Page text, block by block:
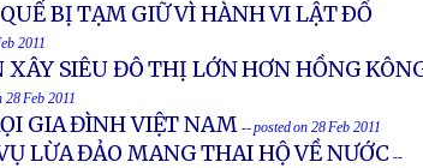
BỊ TẠM GIỮ VÌ HÀNH VI LẬT ÐỔ
2011
SIÊU ĐÔ THỊ LỚN HƠN HỒNG
28 Feb 2011
GIA ĐÌNH VIỆT NAM -- posted on 28 Feb 2011
LỪA ĐẢO MANG THAI HỘ VỀ NƯỚC --